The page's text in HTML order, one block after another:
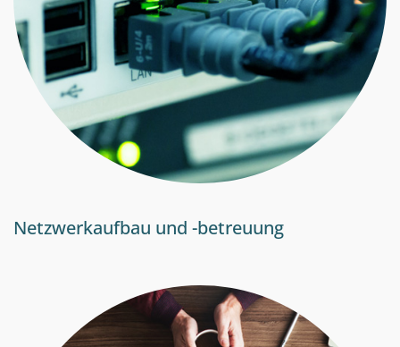
Netzwerkaufbau und -betreuung